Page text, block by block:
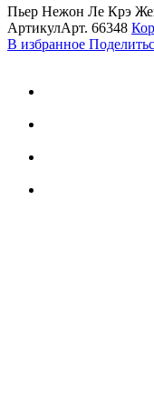
Пьер Нежон Ле Крэ
АртикулАрт. 66348
В избранное